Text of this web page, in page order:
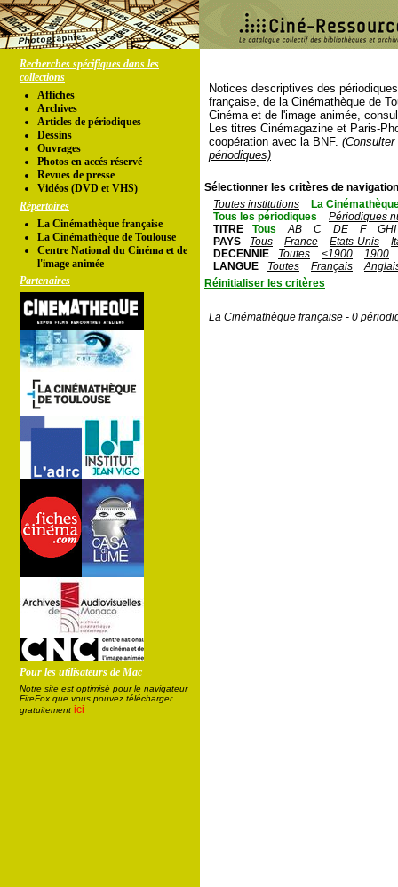
Recherches spécifiques dans les
collections
Affiches
Archives
Articles de périodiques
Dessins
Ouvrages
Photos en accés réservé
Revues de presse
Vidéos (DVD et VHS)
Répertoires
La Cinémathèque française
La Cinémathèque de Toulouse
Centre National du Cinéma et de
l'image animée
Partenaires
Pour les utilisateurs de Mac
Notre site est optimisé pour le navigateur
FireFox que vous pouvez télécharger
gratuitement ici
Notices descriptives des
française, de la Cinémathèque de
Cinéma et de l'image animée,
Les titres Cinémagazine et Paris-
coopération avec la BNF.
périodiques)
Sélectionner les critères de
Toutes institutions
La
Tous les périodiques
Périodiques
TITRE
Tous AB C DE F
GHI
PAYS
Tous France Etats-Unis
DECENNIE
Toutes <1900
1900
LANGUE
Toutes Français
Réinitialiser les critères
La Cinémathèque française - 0